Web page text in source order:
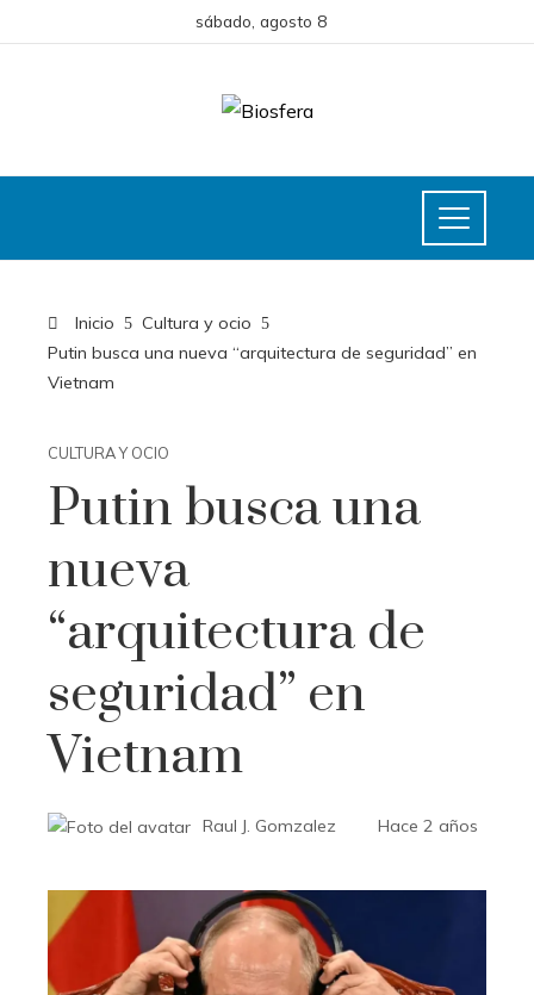
sábado, agosto 8
Inicio
Cultura y ocio
Putin busca una nueva “arquitectura de seguridad” en
Vietnam
CULTURA Y OCIO
Putin busca una
nueva
“arquitectura de
seguridad” en
Vietnam
Raul J. Gomzalez Hace 2 años